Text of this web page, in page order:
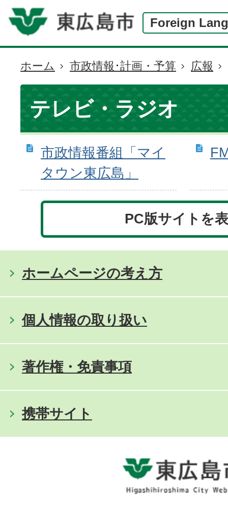
Foreign
現
在
位
置
ホーム 市政情報･計画・予算 広報
テレビ・ラジオ
市政情報番組「マイ
タウン東広島」
PC版サイトを
ホームページの考え方
個人情報の取り扱い
著作権・免責事項
携帯サイト